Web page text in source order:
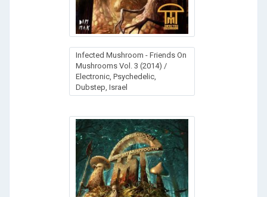
Infected Mushroom - Friends On
Mushrooms Vol. 3 (2014) /
Electronic, Psychedelic,
Dubstep, Israel